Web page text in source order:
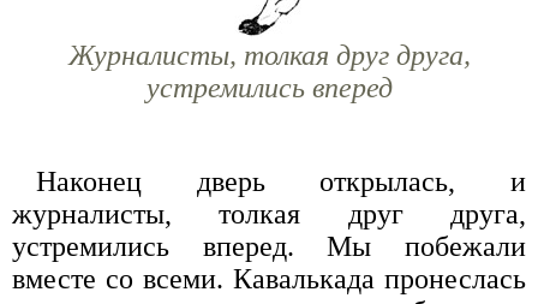
Журналисты, толкая друг друга,
устремились вперед
Наконец дверь открылась, и
журналисты, толкая друг друга,
устремились вперед. Мы побежали
вместе со всеми. Кавалькада пронеслась